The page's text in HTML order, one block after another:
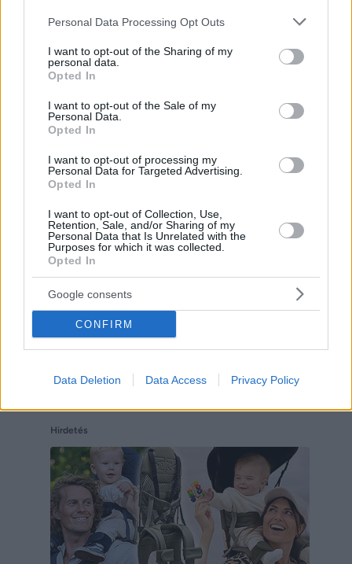
Please note that this website/app uses one or more Google
not limited to your visit or usage behaviour. You may click to
grant or deny consent to Google and its third-party tags to
use your data for below specified purposes in below Google
consent section.
Personal Data Processing Opt Outs
I want to opt-out of the Sharing of my
personal data.
Opted In
I want to opt-out of the Sale of my
Personal Data.
Opted In
I want to opt-out of processing my
Personal Data for Targeted Advertising.
Opted In
I want to opt-out of Collection, Use,
Retention, Sale, and/or Sharing of my
Personal Data that Is Unrelated with the
Purposes for which it was collected.
Opted In
Google consents
CONFIRM
Data Deletion Data Access Privacy Policy
Hirdetés